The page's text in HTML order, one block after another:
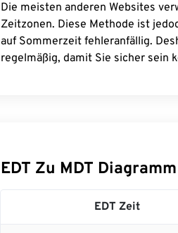
Die meisten anderen Websites
Zeitzonen. Diese Methode ist
auf Sommerzeit fehleranfällig.
regelmäßig, damit Sie sicher sein
EDT Zu MDT Diagramm
EDT Zeit